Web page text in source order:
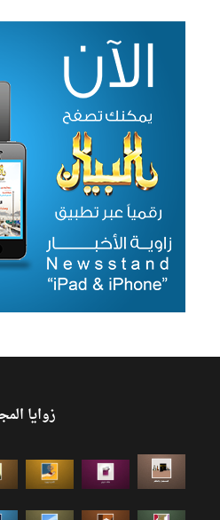
زوايا